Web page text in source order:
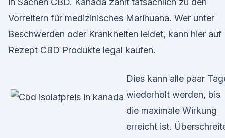
Vorreitern für medizinisches Marihuana. Wer unter
Beschwerden oder Krankheiten leidet, kann hier auf
Rezept CBD Produkte legal kaufen.
Dies kann alle paar
wiederholt werden, bis
die maximale Wirkung
erreicht ist.